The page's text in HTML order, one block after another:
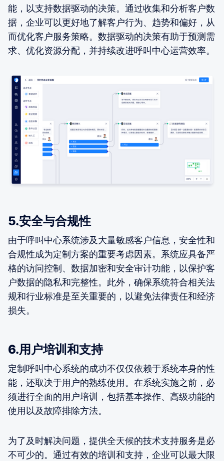
能，以支持数据驱动的决策。通过收集和分析客户数
据，企业可以更好地了解客户行为、趋势和偏好，从
而优化客户服务策略。数据驱动的决策有助于预测需
求、优化资源分配，并持续改进呼叫中心运营效率。
5.安全与合规性
由于呼叫中心系统涉及大量敏感客户信息，安全性和
合规性成为定制方案的重要考虑因素。系统应具备严
格的访问控制、数据加密和安全审计功能，以保护客
户数据的隐私和完整性。此外，确保系统符合相关法
规和行业标准是至关重要的，以避免法律责任和经济
损失。
6.用户培训和支持
定制呼叫中心系统的成功不仅仅依赖于系统本身的性
能，还取决于用户的熟练使用。在系统实施之前，必
须进行全面的用户培训，包括基本操作、高级功能的
使用以及故障排除方法。
为了及时解决问题，提供全天候的技术支持服务是必
不可少的。通过有效的培训和支持，企业可以最大限